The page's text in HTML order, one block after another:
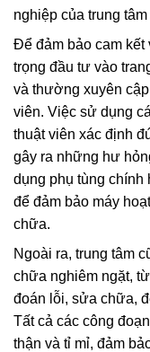
nghiệp của trung tâm
Để đảm bảo cam kết
trọng đầu tư vào
và thường xuyên
viên. Việc sử dụng
thuật viên xác định
gây ra những hư
dụng phụ tùng chính
để đảm bảo máy
chữa.
Ngoài ra, trung tâm
chữa nghiêm ngặt,
đoán lỗi, sửa chữa,
Tất cả các công
thận và tỉ mỉ, đảm